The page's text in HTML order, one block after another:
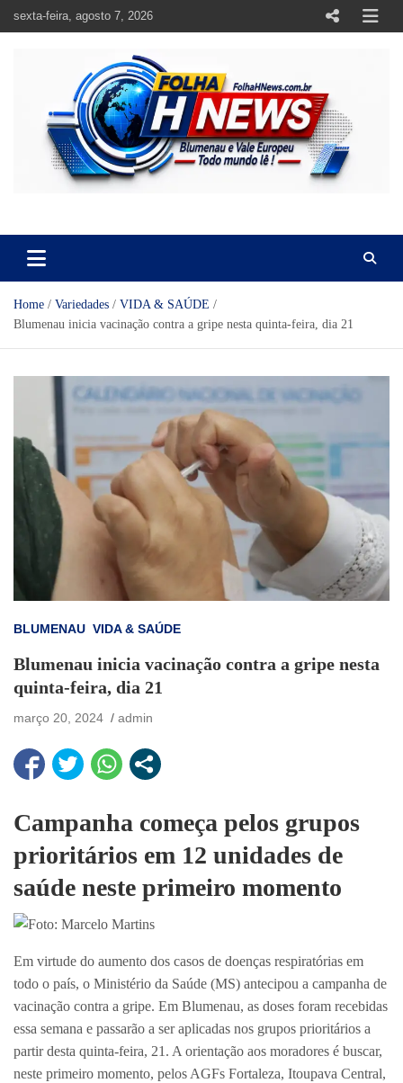
sexta-feira, agosto 7, 2026
Home Variedades
VIDA & SAÚDE
Blumenau inicia vacinação contra a gripe nesta quinta-feira, dia 21
BLUMENAU VIDA & SAÚDE
Blumenau inicia vacinação contra a gripe nesta
quinta-feira, dia 21
março 20, 2024 admin
Campanha começa pelos grupos
prioritários em 12 unidades de
saúde neste primeiro momento
Foto: Marcelo Martins
Em virtude do aumento dos casos de doenças respiratórias em
todo o país, o Ministério da Saúde (MS) antecipou a campanha de
vacinação contra a gripe. Em Blumenau, as doses foram recebidas
essa semana e passarão a ser aplicadas nos grupos prioritários a
partir desta quinta-feira, 21. A orientação aos moradores é buscar,
neste primeiro momento, pelos AGFs Fortaleza, Itoupava Central,